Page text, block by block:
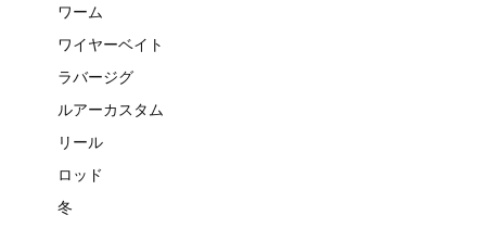
ワーム
ワイヤーベイト
ラバージグ
ルアーカスタム
リール
ロッド
冬